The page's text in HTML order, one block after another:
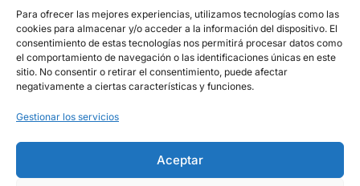
Para ofrecer las mejores experiencias, utilizamos tecnologías como las
cookies para almacenar y/o acceder a la información del dispositivo. El
consentimiento de estas tecnologías nos permitirá procesar datos como
el comportamiento de navegación o las identificaciones únicas en este
sitio. No consentir o retirar el consentimiento, puede afectar
negativamente a ciertas características y funciones.
Gestionar los servicios
Aceptar
barbería y
peluquería.
Más de 15
años
abasteciendo
mejores
NAVAJAS
BARBERÍA
SECADORES
PRODUCTOS
DE
POR
WHATSAPP